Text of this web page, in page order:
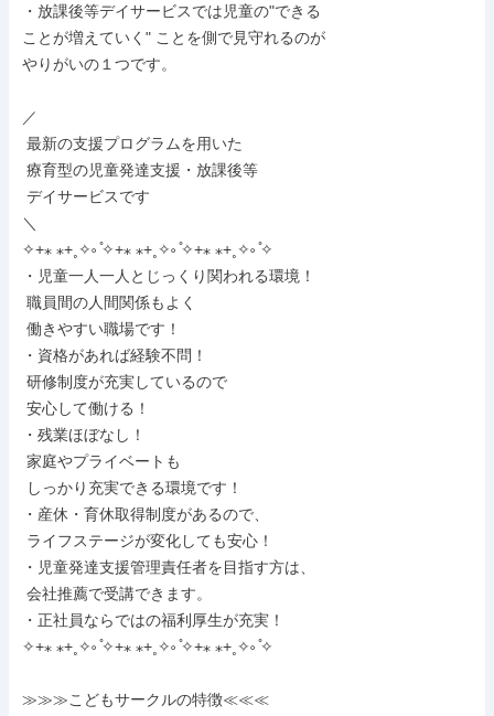
・放課後等デイサービスでは児童の"できる
ことが増えていく" ことを側で見守れるのが
やりがいの１つです。
／
＼
✧+⁎ ⁎+˳✧༚ ̊✧+⁎ ⁎+˳✧༚ ̊✧+⁎ ⁎+˳✧༚ ̊✧
・児童一人一人とじっくり関われる環境！
・資格があれば経験不問！
・残業ほぼなし！
・産休・育休取得制度があるので、
・児童発達支援管理責任者を目指す方は、
・正社員ならではの福利厚生が充実！
✧+⁎ ⁎+˳✧༚ ̊✧+⁎ ⁎+˳✧༚ ̊✧+⁎ ⁎+˳✧༚ ̊✧
≫≫≫こどもサークルの特徴≪≪≪